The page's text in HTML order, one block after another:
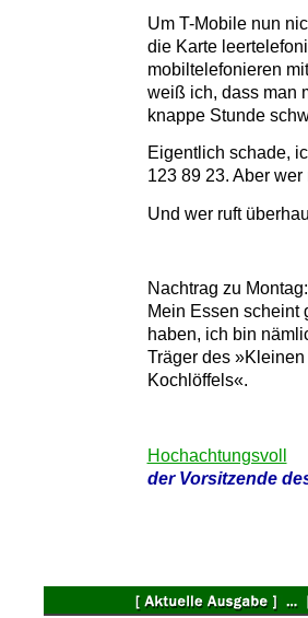
Um T-Mobile nun
die Karte
mobiltelefonieren
weiß ich, dass man
knappe Stunde
Eigentlich schade,
123 89 23. Aber
Und wer ruft
Nachtrag zu Montag:
Mein Essen scheint
haben, ich bin
Träger des »Kleinen
Kochlöffels«.
Hochachtungsvoll
der Vorsitzende